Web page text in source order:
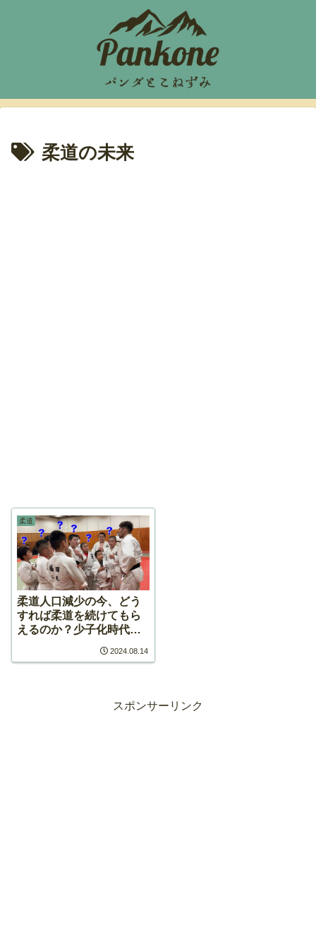
柔道の未来
柔道
柔道人口減少の今、どう
すれば柔道を続けてもら
えるのか？少子化時代の
2024.08.14
スポンサーリンク